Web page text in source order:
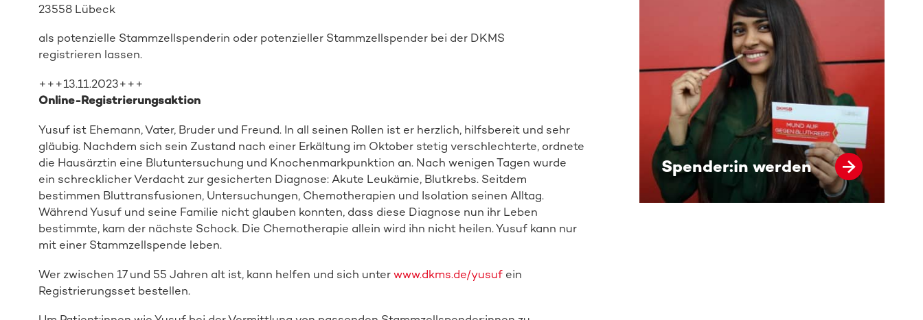
23558 Lübeck
als potenzielle Stammzellspenderin oder potenzieller Stammzellspender bei der DKMS
registrieren lassen.
+++13.11.2023+++
Online-Registrierungsaktion
Yusuf ist Ehemann, Vater, Bruder und Freund. In all seinen Rollen ist er herzlich, hilfsbereit und sehr
gläubig. Nachdem sich sein Zustand nach einer Erkältung im Oktober stetig verschlechterte, ordnete
die Hausärztin eine Blutuntersuchung und Knochenmarkpunktion an. Nach wenigen Tagen wurde
ein schrecklicher Verdacht zur gesicherten Diagnose: Akute Leukämie, Blutkrebs. Seitdem
bestimmen Bluttransfusionen, Untersuchungen, Chemotherapien und Isolation seinen Alltag.
Während Yusuf und seine Familie nicht glauben konnten, dass diese Diagnose nun ihr Leben
bestimmte, kam der nächste Schock. Die Chemotherapie allein wird ihn nicht heilen. Yusuf kann nur
mit einer Stammzellspende leben.
Wer zwischen 17 und 55 Jahren alt ist, kann helfen und sich unter www.dkms.de/yusufein
Registrierungsset bestellen.
Spender:in werden